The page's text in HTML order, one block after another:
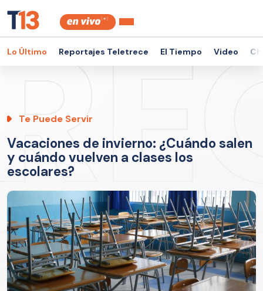
Lo Último Reportajes Teletrece El Tiempo Video
Te Puede Servir
Vacaciones de invierno: ¿Cuándo salen
y cuándo vuelven a clases los
escolares?